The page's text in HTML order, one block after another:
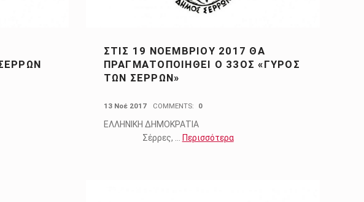
ΣΤΙΣ 19 ΝΟΕΜΒΡΊΟΥ 2017 ΘΑ
ΠΡΑΓΜΑΤΟΠΟΙΗΘΕΊ Ο 33ΟΣ «ΓΥΡΟΣ
ΤΩΝ ΣΕΡΡΩΝ»
13 Νοέ 2017 COMMENTS: 0
ΕΛΛΗΝΙΚΗ ΔΗΜΟΚΡΑΤΙΑ
Σέρρες, … Περισσότερα